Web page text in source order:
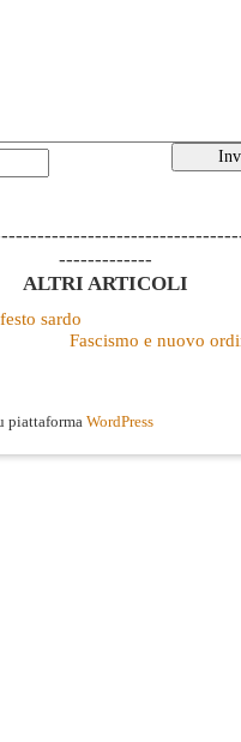
-------------
ALTRI ARTICOLI
sardo
Fascismo e nuovo
piattaforma WordPress